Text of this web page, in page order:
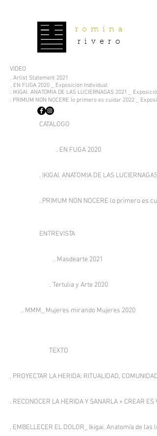
romina
rivero
VIDEO
. Artist Statement 2021
. EN FUGA 2020 _ Exposición Individual
. IKIGAI. ANATOMIA DE LAS LUCIERNAGAS 2021 _
. PRIMUM NON NOCERE lo primero es cuidar 2022 _
CATALOGO
. EN FUGA 2020
. IKIGAI. ANATOMIA DE LAS LUCIERNAGAS
. PRIMUM NON NOCERE lo primero es
ENTREVISTA
. Masdearte 2021
. Tertulia y Arte 2020
. MMM_ Mujeres mirando Mujeres 2020
TEXTO
. PROYECTAR LA HERIDA: RITUALIDAD,
. RECONOCER LA HERIDA Y SANARLA + CREAR
. EMBELLECER EL DOLOR_ Ikigai. Anatomía de